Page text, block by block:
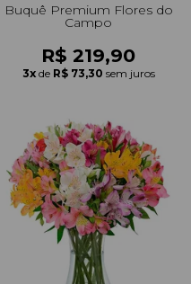
Buquê Premium Flores do
Campo
R$ 219,90
3x de R$ 73,30 sem juros